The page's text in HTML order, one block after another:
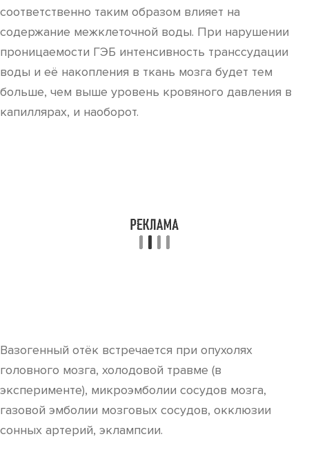
соответственно таким образом влияет на
содержание межклеточной воды. При нарушении
проницаемости ГЭБ интенсивность транссудации
воды и её накопления в ткань мозга будет тем
больше, чем выше уровень кровяного давления в
капиллярах, и наоборот.
Вазогенный отёк встречается при опухолях
головного мозга, холодовой травме (в
эксперименте), микроэмболии сосудов мозга,
газовой эмболии мозговых сосудов, окклюзии
сонных артерий, эклампсии.